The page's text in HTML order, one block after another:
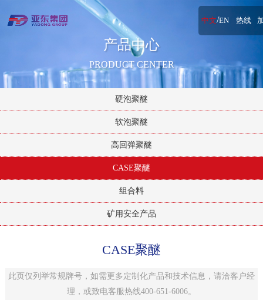
中文/EN 热线
产品中心
PRODUCT CENTER
硬泡聚醚
软泡聚醚
高回弹聚醚
CASE聚醚
组合料
矿用安全产品
CASE聚醚
此页仅列举常规牌号，如需更多定制化产品和技术信息，请洽客户经
理，或致电客服热线400-651-6006。